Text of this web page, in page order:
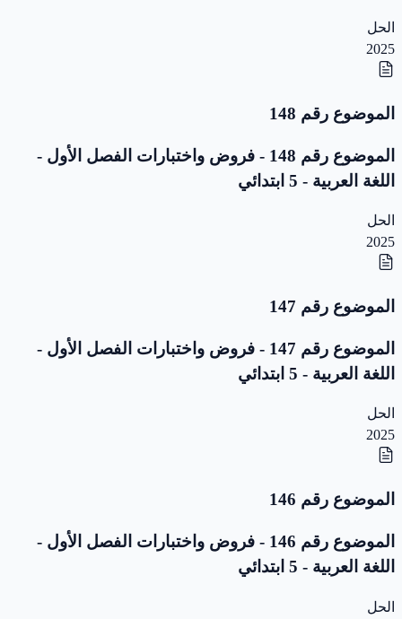
الحل
2025
الموضوع رقم 148
الموضوع رقم 148 - فروض واختبارات الفصل الأول -
اللغة العربية - 5 ابتدائي
الحل
2025
الموضوع رقم 147
الموضوع رقم 147 - فروض واختبارات الفصل الأول -
اللغة العربية - 5 ابتدائي
الحل
2025
الموضوع رقم 146
الموضوع رقم 146 - فروض واختبارات الفصل الأول -
اللغة العربية - 5 ابتدائي
الحل